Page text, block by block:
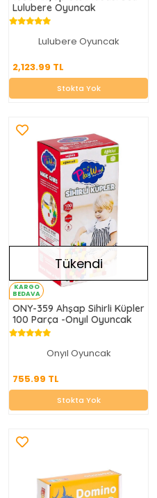
Lulubere Oyuncak
Lulubere Oyuncak
2,123.99 TL
2,123.99 TL
Stokta Yok
Stokta Yok
KARGO
BEDAVA
Tükendi
ONY-359 Ahşap Sihirli Küpler
100 Parça -Onyıl Oyuncak
Onyıl Oyuncak
755.99 TL
755.99 TL
Stokta Yok